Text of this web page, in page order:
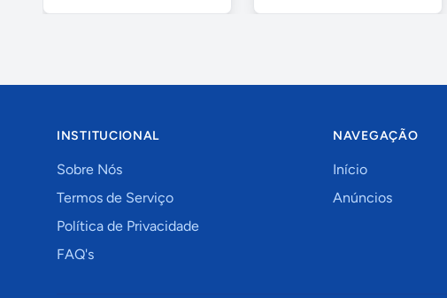
INSTITUCIONAL
Sobre Nós
Termos de Serviço
Política de Privacidade
FAQ's
NAVEGAÇÃO
Início
Anúncios